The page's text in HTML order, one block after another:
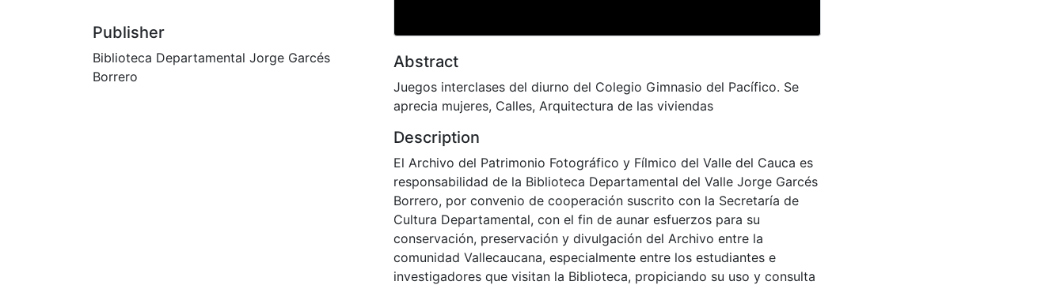
Publisher
Biblioteca Departamental Jorge Garcés
Borrero
Abstract
Juegos interclases del diurno del Colegio Gimnasio del Pacífico. Se
aprecia mujeres, Calles, Arquitectura de las viviendas
Description
El Archivo del Patrimonio Fotográfico y Fílmico del Valle del Cauca es
responsabilidad de la Biblioteca Departamental del Valle Jorge Garcés
Borrero, por convenio de cooperación suscrito con la Secretaría de
Cultura Departamental, con el fin de aunar esfuerzos para su
conservación, preservación y divulgación del Archivo entre la
comunidad Vallecaucana, especialmente entre los estudiantes e
investigadores que visitan la Biblioteca, propiciando su uso y consulta